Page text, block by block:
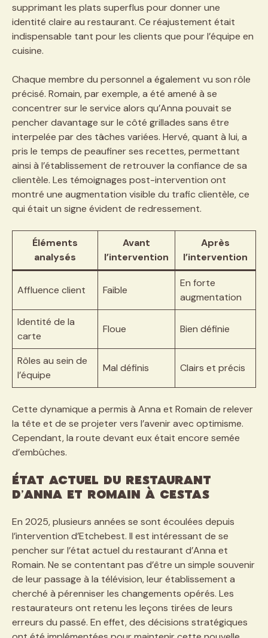
supprimant les plats superflus pour donner une
identité claire au restaurant. Ce réajustement était
indispensable tant pour les clients que pour l’équipe en
cuisine.
Chaque membre du personnel a également vu son rôle
précisé. Romain, par exemple, a été amené à se
concentrer sur le service alors qu’Anna pouvait se
pencher davantage sur le côté grillades sans être
interpelée par des tâches variées. Hervé, quant à lui, a
pris le temps de peaufiner ses recettes, permettant
ainsi à l’établissement de retrouver la confiance de sa
clientèle. Les témoignages post-intervention ont
montré une augmentation visible du trafic clientèle, ce
qui était un signe évident de redressement.
Éléments
analysés
Avant
l’intervention
Après
l’intervention
Affluence client Faible
En forte
augmentation
Identité de la
carte
Floue Bien définie
Rôles au sein de
l’équipe
Mal définis Clairs et précis
Cette dynamique a permis à Anna et Romain de relever
la tête et de se projeter vers l’avenir avec optimisme.
Cependant, la route devant eux était encore semée
d’embûches.
État actuel du restaurant
d’Anna et Romain à Cestas
En 2025, plusieurs années se sont écoulées depuis
l’intervention d’Etchebest. Il est intéressant de se
pencher sur l’état actuel du restaurant d’Anna et
Romain. Ne se contentant pas d’être un simple souvenir
de leur passage à la télévision, leur établissement a
cherché à pérenniser les changements opérés. Les
restaurateurs ont retenu les leçons tirées de leurs
erreurs du passé. En effet, des décisions stratégiques